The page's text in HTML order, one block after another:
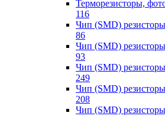
Терморезисторы,
116
Чип (SMD)
86
Чип (SMD)
93
Чип (SMD)
249
Чип (SMD)
208
Чип (SMD)